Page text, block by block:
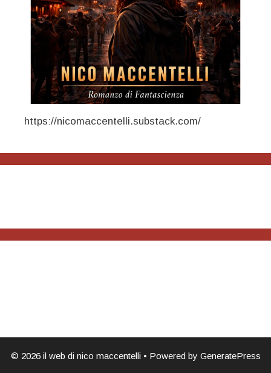
https://nicomaccentelli.substack.com/
© 2026 il web di nico maccentelli• Powered by GeneratePress